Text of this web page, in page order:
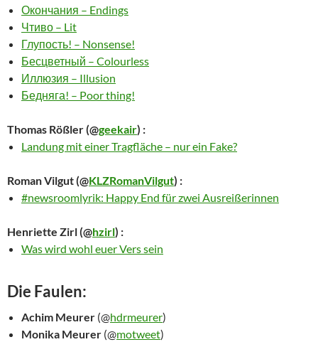
Окончания – Endings
Чтиво – Lit
Глупость! – Nonsense!
Бесцветный – Colourless
Иллюзия – Illusion
Бедняга! – Poor thing!
Thomas Rößler(@geekair) :
Landung mit einer Tragfläche – nur ein Fake?
Roman Vilgut(@KLZRomanVilgut) :
#newsroomlyrik: Happy End für zwei Ausreißerinnen
Henriette Zirl(@hzirl) :
Was wird wohl euer Vers sein
Die Faulen:
Achim Meurer (@hdrmeurer)
Monika Meurer (@motweet)